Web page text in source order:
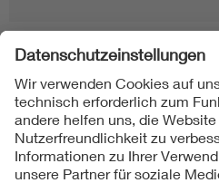
Folgen Sie uns